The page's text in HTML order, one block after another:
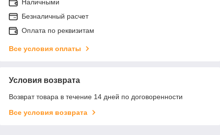
Наличными
Безналичный расчет
Оплата по реквизитам
Все условия оплаты
Условия возврата
Возврат товара в течение 14 дней по договоренности
Все условия возврата